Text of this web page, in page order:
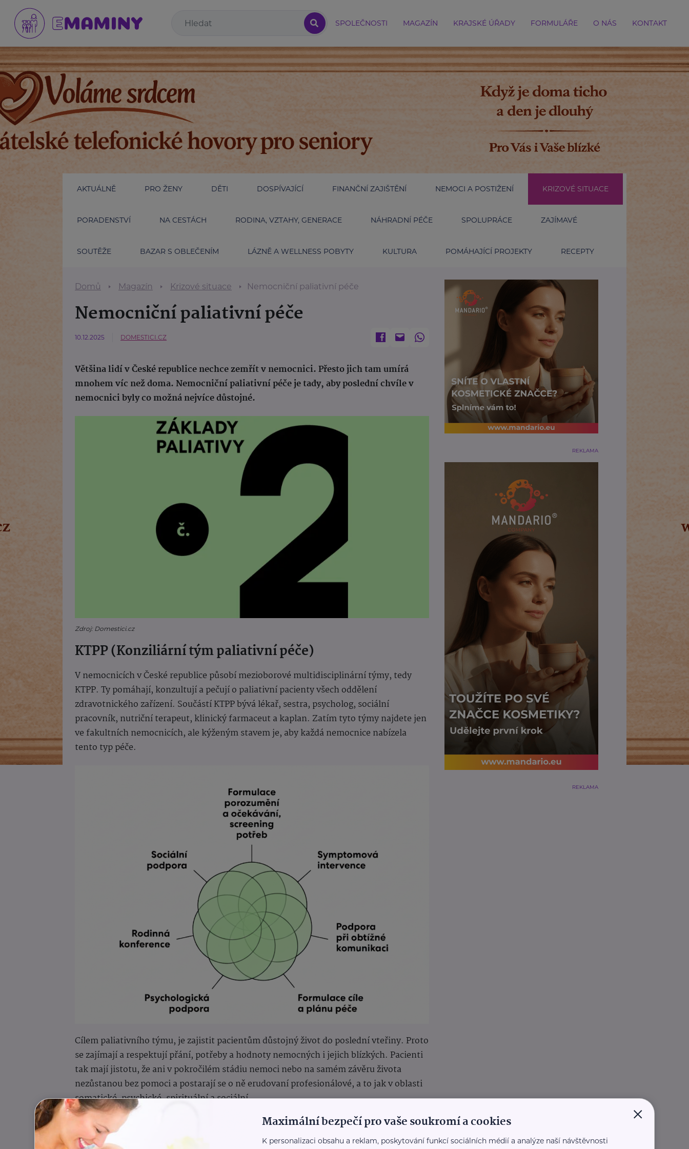
SPOLEČNOSTI MAGAZÍN KRAJSKÉ ÚŘADY FORMULÁŘE O NÁS KONTAKT
AKTUÁLNĚ PRO ŽENY DĚTI DOSPÍVAJÍCÍ FINANČNÍ ZAJIŠTĚNÍ NEMOCI A POSTIŽENÍ KRIZOVÉ SITUACE
PORADENSTVÍ NA CESTÁCH RODINA, VZTAHY, GENERACE NÁHRADNÍ PÉČE SPOLUPRÁCE ZAJÍMAVÉ
SOUTĚŽE BAZAR S OBLEČENÍM LÁZNĚ A WELLNESS POBYTY KULTURA POMÁHAJÍCÍ PROJEKTY RECEPTY
Domů Magazín Krizové situace Nemocniční paliativní péče
Nemocniční paliativní péče
10.12.2025 DOMESTICI.CZ
Většina lidí v České republice nechce zemřít v nemocnici. Přesto jich tam umírá
mnohem víc než doma. Nemocniční paliativní péče je tady, aby poslední chvíle v
nemocnici byly co možná nejvíce důstojné.
Zdroj: Domestici.cz
KTPP (Konziliární tým paliativní péče)
V nemocnicích v České republice působí mezioborové multidisciplinární týmy, tedy
KTPP. Ty pomáhají, konzultují a pečují o paliativní pacienty všech oddělení
zdravotnického zařízení. Součástí KTPP bývá lékař, sestra, psycholog, sociální
pracovník, nutriční terapeut, klinický farmaceut a kaplan. Zatím tyto týmy najdete jen
ve fakultních nemocnicích, ale kýženým stavem je, aby každá nemocnice nabízela
tento typ péče.
Cílem paliativního týmu, je zajistit pacientům důstojný život do poslední vteřiny. Proto
se zajímají a respektují přání, potřeby a hodnoty nemocných i jejich blízkých. Pacienti
tak mají jistotu, že ani v pokročilém stádiu nemoci nebo na samém závěru života
nezůstanou bez pomoci a postarají se o ně erudovaní profesionálové, a to jak v oblasti
somatické, psychické, spirituální a sociální.
KTPP provádí pacienta jeho situací a pomáhá hledat cesty, jak naplnit jeho
nejdůležitější přání. Pomáhá také hledat odpovědi na otázky: Jaké zařízení by pro mě
REKLAMA
REKLAMA
×
Maximální bezpečí pro vaše soukromí a cookies
K personalizaci obsahu a reklam, poskytování funkcí sociálních médií a analýze naší návštěvnosti